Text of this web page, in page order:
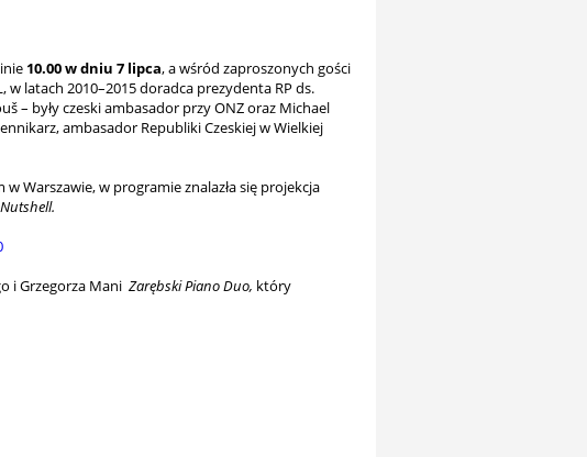
10.00 w dniu 7 lipca, a wśród zaproszonych gości
w latach 2010–2015 doradca prezydenta RP ds.
– były czeski ambasador przy ONZ oraz Michael
ambasador Republiki Czeskiej w Wielkiej
Warszawie, w programie znalazła się projekcja
i Grzegorza Mani Zarębski Piano Duo, który